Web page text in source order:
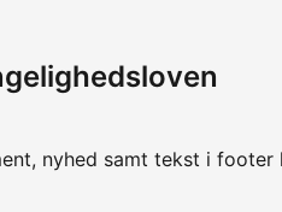
nyhed samt tekst i footer